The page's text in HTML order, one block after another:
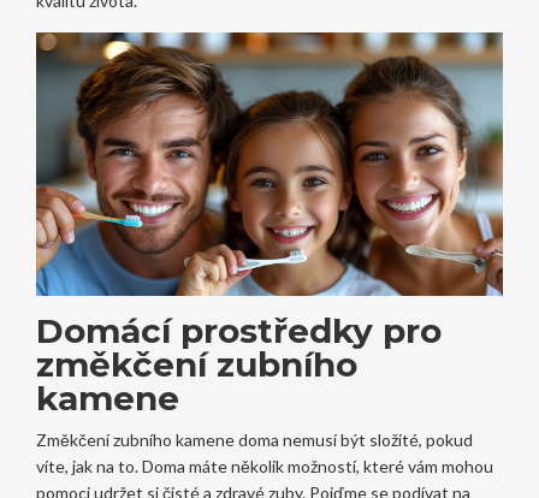
Domácí prostředky pro
změkčení zubního
kamene
Změkčení zubního kamene doma nemusí být složité, pokud
víte, jak na to. Doma máte několik možností, které vám mohou
pomoci udržet si čisté a zdravé zuby. Pojďme se podívat na